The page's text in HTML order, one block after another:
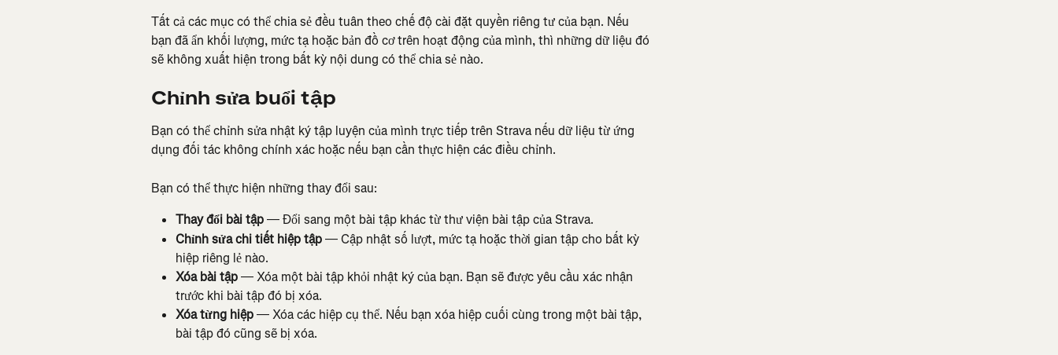
Tất cả các mục có thể chia sẻ đều tuân theo chế độ cài đặt quyền riêng tư của bạn. Nếu
bạn đã ẩn khối lượng, mức tạ hoặc bản đồ cơ trên hoạt động của mình, thì những dữ liệu đó
sẽ không xuất hiện trong bất kỳ nội dung có thể chia sẻ nào.
Chỉnh sửa buổi tập
Bạn có thể chỉnh sửa nhật ký tập luyện của mình trực tiếp trên Strava nếu dữ liệu từ ứng
dụng đối tác không chính xác hoặc nếu bạn cần thực hiện các điều chỉnh.
Bạn có thể thực hiện những thay đổi sau:
Thay đổi bài tập — Đổi sang một bài tập khác từ thư viện bài tập của Strava.
Chỉnh sửa chi tiết hiệp tập — Cập nhật số lượt, mức tạ hoặc thời gian tập cho bất kỳ
hiệp riêng lẻ nào.
Xóa bài tập — Xóa một bài tập khỏi nhật ký của bạn. Bạn sẽ được yêu cầu xác nhận
trước khi bài tập đó bị xóa.
Xóa từng hiệp — Xóa các hiệp cụ thể. Nếu bạn xóa hiệp cuối cùng trong một bài tập,
bài tập đó cũng sẽ bị xóa.